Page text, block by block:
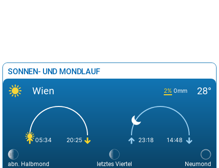
SONNEN- UND MONDLAUF
Wien 2% 0mm 28°
05:34 20:25 23:18 14:48
abn. Halbmond
letztes Viertel
Neumond